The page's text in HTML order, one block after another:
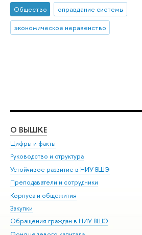
Общество
оправдание системы
экономическое неравенство
О ВЫШКЕ
Цифры и факты
Руководство и структура
Устойчивое развитие в НИУ ВШЭ
Преподаватели и сотрудники
Корпуса и общежития
Закупки
Обращения граждан в НИУ ВШЭ